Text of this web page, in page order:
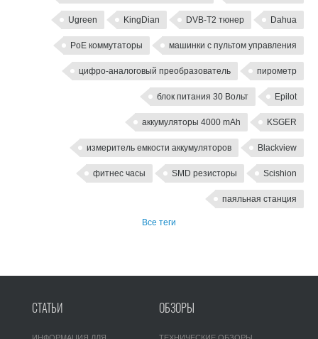
Ugreen KingDian DVB-T2 тюнер Dahua
PoE коммутаторы машинки с пультом управления
цифро-аналоговый преобразователь пирометр
блок питания 30 Вольт Epilot
аккумуляторы 4000 mAh KSGER
измеритель емкости аккумуляторов Blackview
фитнес часы SMD резисторы Scishion
паяльная станция
Все теги
СТАТЬИ ОБЗОРЫ